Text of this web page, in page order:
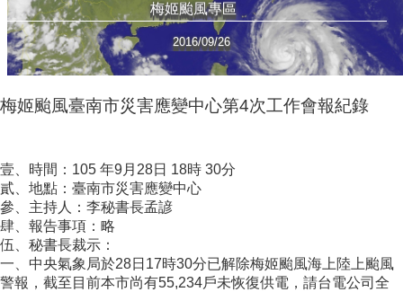
梅姬颱風專區
2016/09/26
梅姬颱風臺南市災害應變中心第4次工作會報紀錄
壹、時間：105 年9月28日 18時 30分
貳、地點：臺南市災害應變中心
參、主持人：李秘書長孟諺
肆、報告事項：略
伍、秘書長裁示：
一、中央氣象局於28日17時30分已解除梅姬颱風海上陸上颱風
警報，截至目前本市尚有55,234戶未恢復供電，請台電公司全